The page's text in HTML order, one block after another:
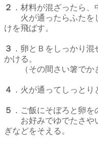
２ ．材料が混ざったら
火が通ったらふたを
けを飛ばす。
３ ．卵とＢをしっかり
かける。
（その間さい箸でか
４ ．火が通ってしっと
５ ．ご飯にそぼろと卵を
お好みでゆでたさや
ぎなどをそえる。